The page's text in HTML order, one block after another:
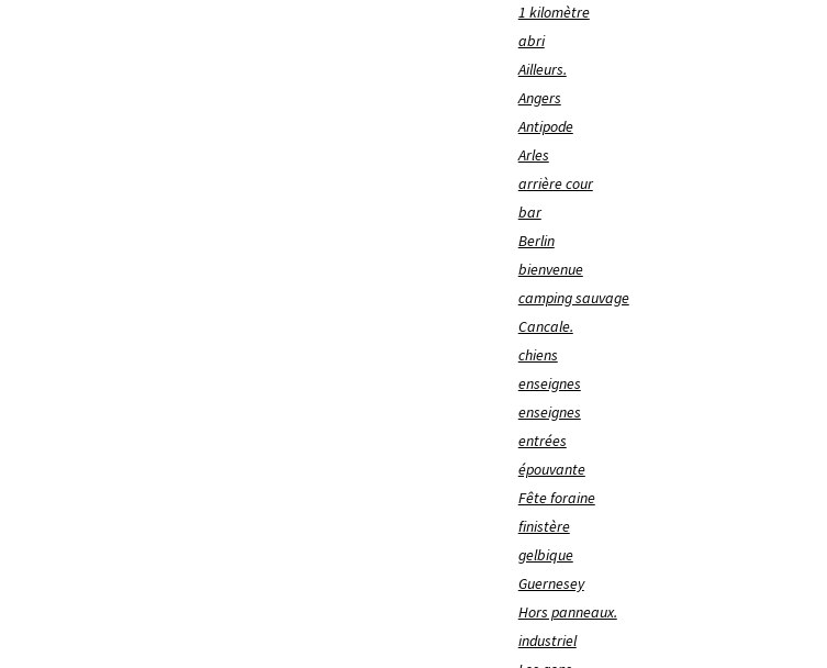
1 kilomètre
abri
Ailleurs.
Angers
Antipode
Arles
arrière cour
bar
Berlin
bienvenue
camping sauvage
Cancale.
chiens
enseignes
enseignes
entrées
épouvante
Fête foraine
finistère
gelbique
Guernesey
Hors panneaux.
industriel